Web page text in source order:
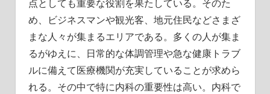
点としても重要な役割を果たしている。 そのた
め、ビジネスマンや観光客、地元住民などさまざ
まな人々が集まるエリアである。多くの人が集ま
るがゆえに、日常的な体調管理や急な健康トラブ
ルに備えて医療機関が充実していることが求めら
れる。その中で特に内科の重要性は高い。内科で